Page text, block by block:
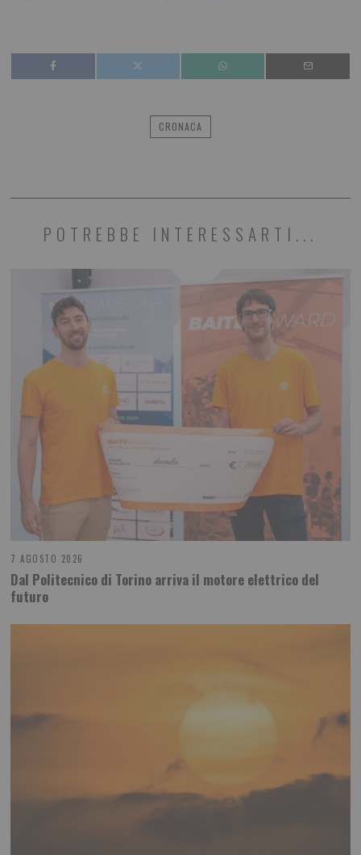
CRONACA
POTREBBE INTERESSARTI...
7 AGOSTO 2026
Dal Politecnico di Torino arriva il motore elettrico del
futuro